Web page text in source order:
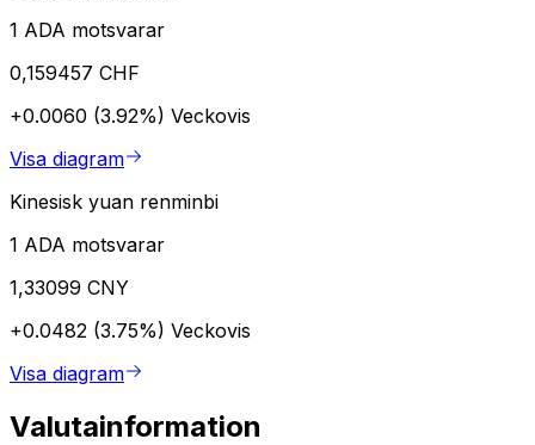
1 ADA motsvarar
0,159457 CHF
+0.0060 (3.92%) Veckovis
Visa diagram
Kinesisk yuan renminbi
1 ADA motsvarar
1,33099 CNY
+0.0482 (3.75%) Veckovis
Visa diagram
Valutainformation